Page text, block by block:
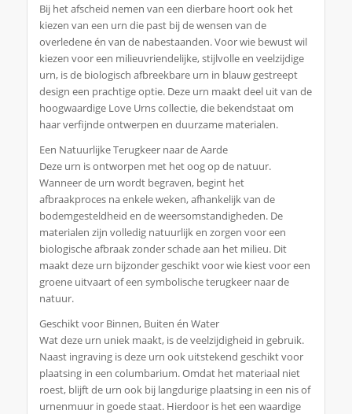
Bij het afscheid nemen van een dierbare hoort ook het
kiezen van een urn die past bij de wensen van de
overledene én van de nabestaanden. Voor wie bewust wil
kiezen voor een milieuvriendelijke, stijlvolle en veelzijdige
urn, is de biologisch afbreekbare urn in blauw gestreept
design een prachtige optie. Deze urn maakt deel uit van de
hoogwaardige Love Urns collectie, die bekendstaat om
haar verfijnde ontwerpen en duurzame materialen.
Een Natuurlijke Terugkeer naar de Aarde
Deze urn is ontworpen met het oog op de natuur.
Wanneer de urn wordt begraven, begint het
afbraakproces na enkele weken, afhankelijk van de
bodemgesteldheid en de weersomstandigheden. De
materialen zijn volledig natuurlijk en zorgen voor een
biologische afbraak zonder schade aan het milieu. Dit
maakt deze urn bijzonder geschikt voor wie kiest voor een
groene uitvaart of een symbolische terugkeer naar de
natuur.
Geschikt voor Binnen, Buiten én Water
Wat deze urn uniek maakt, is de veelzijdigheid in gebruik.
Naast ingraving is deze urn ook uitstekend geschikt voor
plaatsing in een columbarium. Omdat het materiaal niet
roest, blijft de urn ook bij langdurige plaatsing in een nis of
urnenmuur in goede staat. Hierdoor is het een waardige